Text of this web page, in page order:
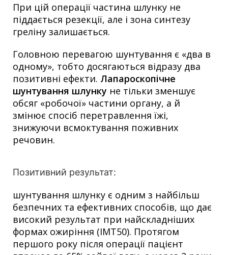
При цій операції частина шлунку не
піддається резекції, але і зона синтезу
греліну залишається.
Головною перевагою шунтування є «два в
одному», тобто досягаються відразу два
позитивні ефекти. Лапароскопічне
шунтування шлунку не тільки зменшує
обсяг «робочої» частини органу, а й
змінює спосіб перетравлення їжі,
знижуючи всмоктування поживних
речовин.
Позитивний результат:
шунтування шлунку є одним з найбільш
безпечних та ефективних способів, що дає
високий результат при найскладніших
формах ожиріння (ІМТ50). Протягом
першого року після операції пацієнт